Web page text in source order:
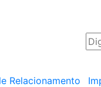
Relacionamento